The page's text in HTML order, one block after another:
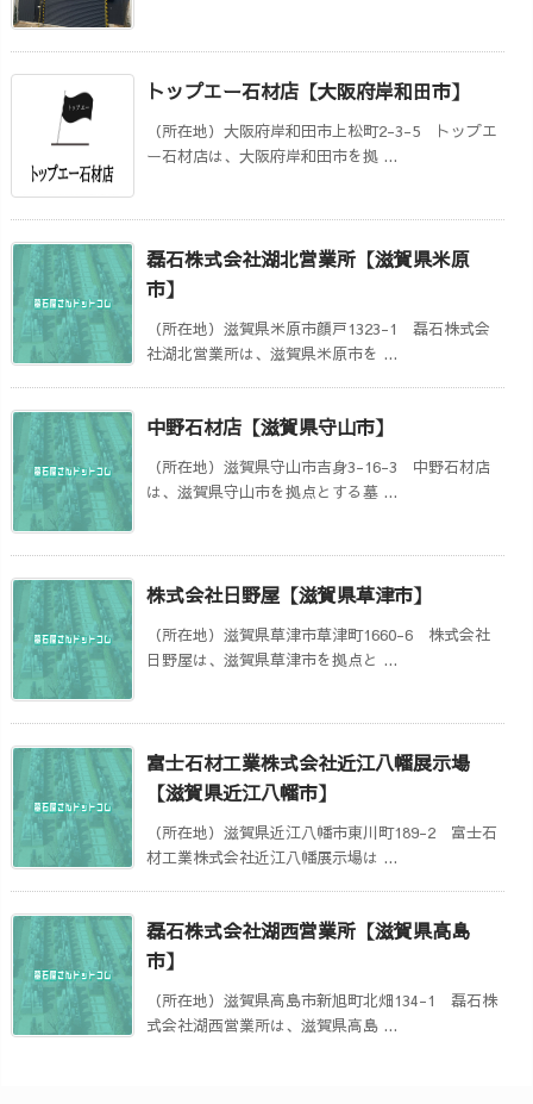
トップエー石材店【大阪府岸和田市】
（所在地）大阪府岸和田市上松町2-3-5 トップエ
ー石材店は、大阪府岸和田市を拠 ...
磊石株式会社湖北営業所【滋賀県米原
市】
（所在地）滋賀県米原市顔戸1323-1 磊石株式会
社湖北営業所は、滋賀県米原市を ...
中野石材店【滋賀県守山市】
（所在地）滋賀県守山市吉身3-16-3 中野石材店
は、滋賀県守山市を拠点とする墓 ...
株式会社日野屋【滋賀県草津市】
（所在地）滋賀県草津市草津町1660-6 株式会社
日野屋は、滋賀県草津市を拠点と ...
富士石材工業株式会社近江八幡展示場
【滋賀県近江八幡市】
（所在地）滋賀県近江八幡市東川町189-2 富士石
材工業株式会社近江八幡展示場は ...
磊石株式会社湖西営業所【滋賀県高島
市】
（所在地）滋賀県高島市新旭町北畑134-1 磊石株
式会社湖西営業所は、滋賀県高島 ...